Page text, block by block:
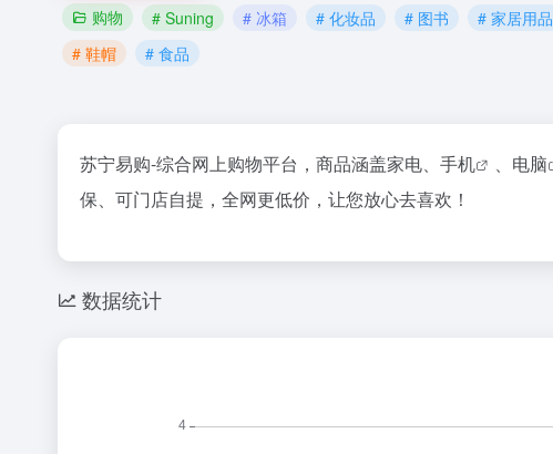
购物 # Suning # 冰箱 # 化妆品 # 图书 # 家居用品
# 鞋帽
# 食品
苏宁易购-综合网上购物平台，商品涵盖家电、 手机 、 电脑
保、可门店自提，全网更低价，让您放心去喜欢！
数据统计